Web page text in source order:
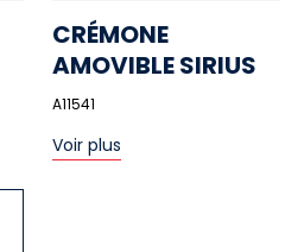
CRÉMONE
AMOVIBLE SIRIUS
A11541
Voir plus